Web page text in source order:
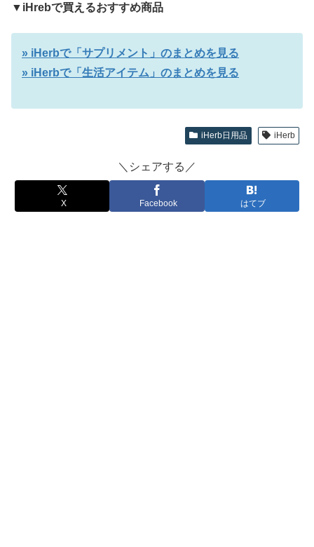
▼iHrebで買えるおすすめ商品
» iHerbで「サプリメント」のまとめを見る
» iHerbで「生活アイテム」のまとめを見る
iHerb日用品 iHerb
＼シェアする／
X Facebook はてブ